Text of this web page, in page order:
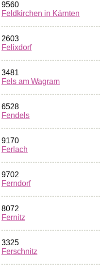
9560
Feldkirchen in Kärnten
2603
Felixdorf
3481
Fels am Wagram
6528
Fendels
9170
Ferlach
9702
Ferndorf
8072
Fernitz
3325
Ferschnitz